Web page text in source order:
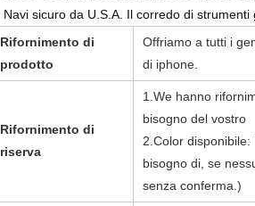
Navi sicuro da U.S.A. Il corredo di strumenti
Rifornimento di
prodotto
Offriamo a tutti i
di iphone.
Rifornimento di
riserva
1.We hanno
bisogno del vostro
2.Color
bisogno di, se
senza conferma.)